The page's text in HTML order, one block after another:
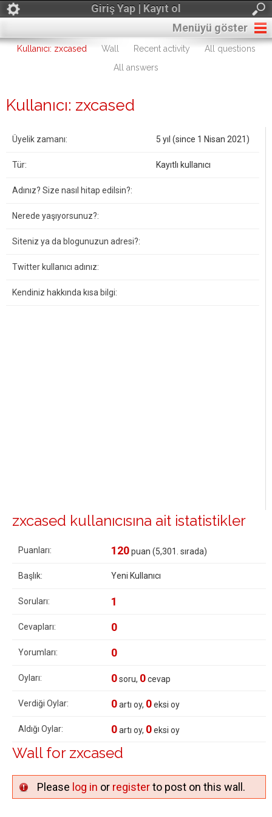
Giriş Yap | Kayıt ol
Menüyü göster
Kullanıcı: zxcased Wall Recent activity
All questions
All answers
Kullanıcı: zxcased
Üyelik zamanı: 5 yıl (since 1 Nisan 2021)
Tür: Kayıtlı kullanıcı
Adınız? Size nasıl hitap edilsin?:
Nerede yaşıyorsunuz?:
Siteniz ya da blogunuzun adresi?:
Twitter kullanıcı adınız:
Kendiniz hakkında kısa bilgi:
zxcased kullanıcısına ait istatistikler
Puanları: 120puan (5,301 . sırada)
Başlık: Yeni Kullanıcı
Soruları: 1
Cevapları: 0
Yorumları: 0
Oyları: 0soru, 0cevap
Verdiği Oylar: 0artı oy, 0eksi oy
Aldığı Oylar: 0artı oy, 0eksi oy
Wall for zxcased
Please log in or registerto post on this wall.